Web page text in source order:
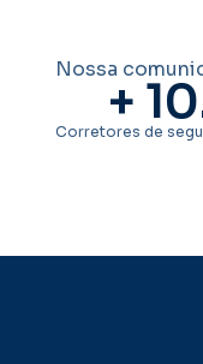
Nossa
+
Corretores de